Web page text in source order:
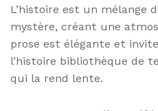
L’histoire est un mélange
mystère, créant une
prose est élégante et
l’histoire bibliothèque de
qui la rend lente.